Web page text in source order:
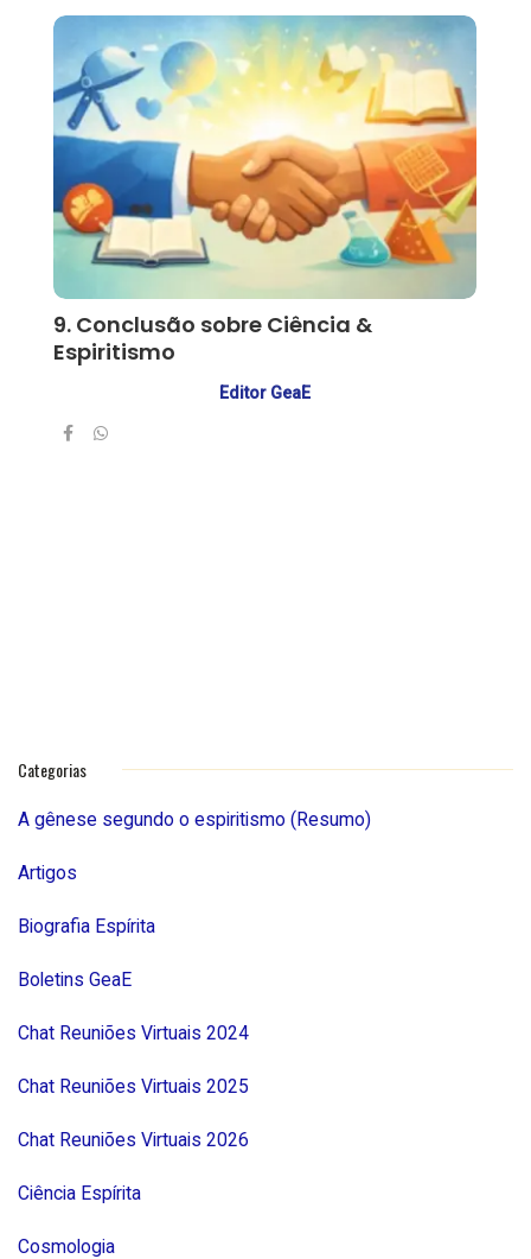
9. Conclusão sobre Ciência &
Espiritismo
Editor GeaE
Categorias
A gênese segundo o espiritismo (Resumo)
Artigos
Biografia Espírita
Boletins GeaE
Chat Reuniões Virtuais 2024
Chat Reuniões Virtuais 2025
Chat Reuniões Virtuais 2026
Ciência Espírita
Cosmologia